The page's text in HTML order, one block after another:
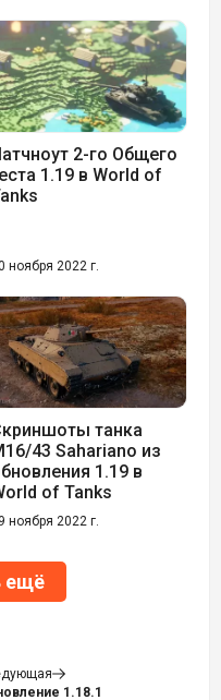
2-го Общего
1.19 в World of
ноября 2022 г.
танка
43 Sahariano из
1.19 в
of Tanks
ноября 2022 г.
ещё
1.18.1